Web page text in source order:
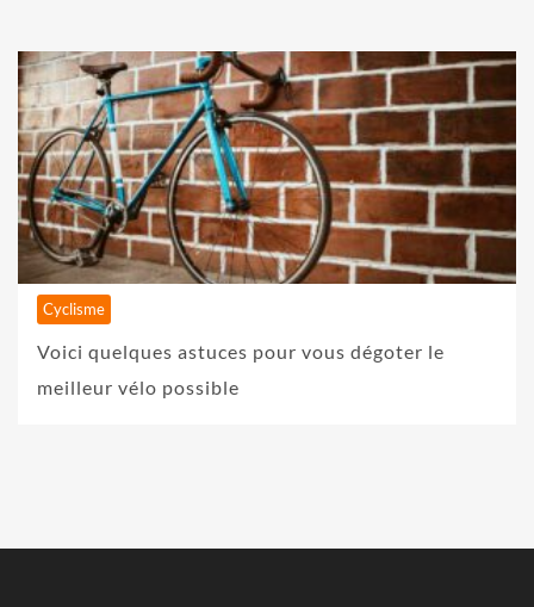
Cyclisme
Voici quelques astuces pour vous dégoter le
meilleur vélo possible